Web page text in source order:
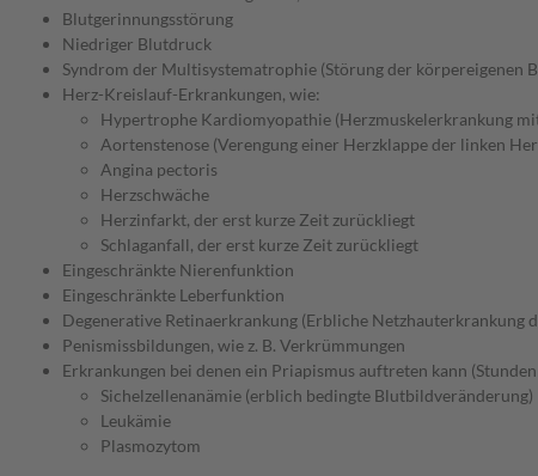
Blutgerinnungsstörung
Niedriger Blutdruck
Syndrom der Multisystematrophie (Störung der körpereigenen
Herz-Kreislauf-Erkrankungen, wie:
Hypertrophe Kardiomyopathie (Herzmuskelerkrankung
Aortenstenose (Verengung einer Herzklappe der linken
Angina pectoris
Herzschwäche
Herzinfarkt, der erst kurze Zeit zurückliegt
Schlaganfall, der erst kurze Zeit zurückliegt
Eingeschränkte Nierenfunktion
Eingeschränkte Leberfunktion
Degenerative Retinaerkrankung (Erbliche Netzhauterkrankung
Penismissbildungen, wie z. B. Verkrümmungen
Erkrankungen bei denen ein Priapismus auftreten kann
Sichelzellenanämie (erblich bedingte Blutbildveränderung)
Leukämie
Plasmozytom